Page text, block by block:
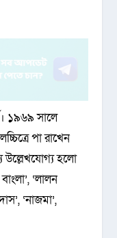
১৯৬৯ সালে
পা রাখেন
উল্লেখযোগ্য হলো
‘লালন
‘নাজমা’,